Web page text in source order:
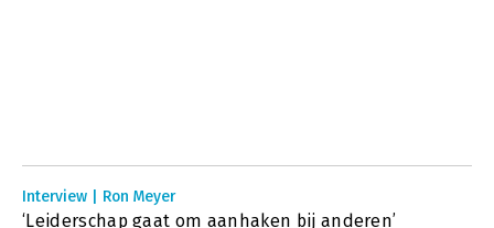
Interview | Ron Meyer
‘Leiderschap gaat om aanhaken bij anderen’